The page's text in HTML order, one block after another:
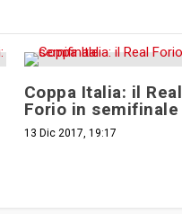
Coppa Italia: il Real
Forio in semifinale
13 Dic 2017, 19:17